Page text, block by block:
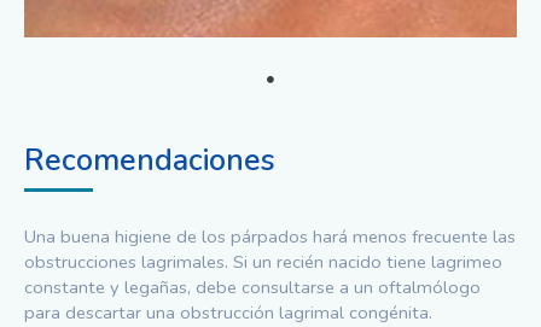
Recomendaciones
Una buena higiene de los párpados hará menos frecuente las
obstrucciones lagrimales. Si un recién nacido tiene lagrimeo
constante y legañas, debe consultarse a un oftalmólogo
para descartar una obstrucción lagrimal congénita.